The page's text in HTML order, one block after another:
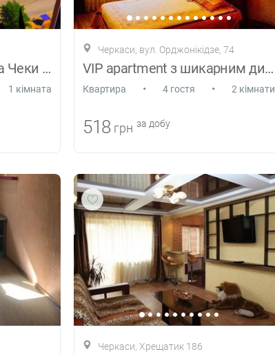
ЛюксWI-FI Автостоянка Чеки 3 группа
1 кімната
Черкаси, вул. Орджонікідзе, 74
VIP apartment з шикарним дизайном
Квартира • 4 гостя • 2 кімнати
518 грн за добу
Черкаси, Хрещатик 186